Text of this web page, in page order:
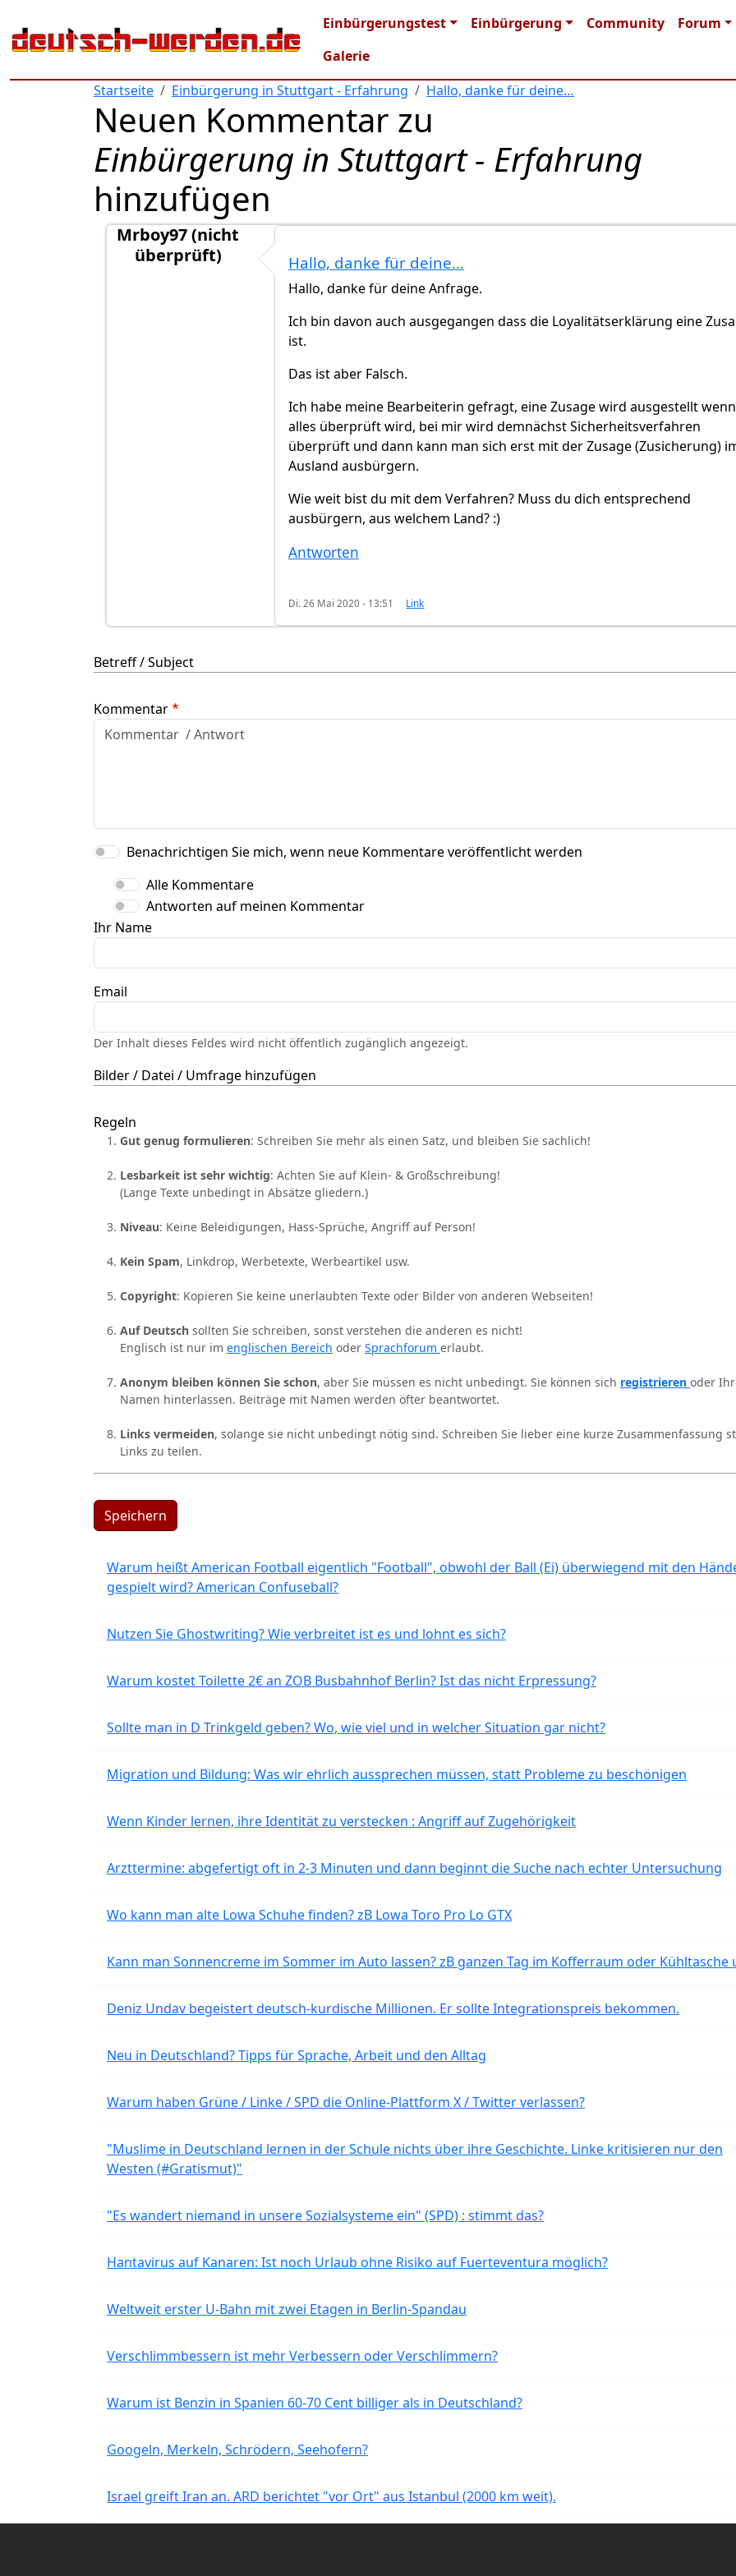
Main navigation
Einbürgerungstest Einbürgerung Community
Forum
Galerie
Startseite
Einbürgerung in Stuttgart - Erfahrung Hallo, danke für deine…
Neuen Kommentar zu
Einbürgerung in Stuttgart - Erfahrung
hinzufügen
Mrboy97 (nicht
überprüft)
Hast du explizit eine…vonGG (nicht überprüft)
Hallo, danke für deine…
Hallo, danke für deine Anfrage.
Ich bin davon auch ausgegangen dass die Loyalitätserklärung eine
ist.
Das ist aber Falsch.
Ich habe meine Bearbeiterin gefragt, eine Zusage wird ausgestellt wenn
alles überprüft wird, bei mir wird demnächst Sicherheitsverfahren
überprüft und dann kann man sich erst mit der Zusage (Zusicherung)
Ausland ausbürgern.
Wie weit bist du mit dem Verfahren? Muss du dich entsprechend
ausbürgern, aus welchem Land? :)
Antworten
Di. 26 Mai 2020 - 13:51 Link
Betreff / Subject
Kommentar
Benachrichtigen Sie mich, wenn neue Kommentare veröffentlicht werden
Alle Kommentare
Antworten auf meinen Kommentar
Ihr Name
Email
Der Inhalt dieses Feldes wird nicht öffentlich zugänglich angezeigt.
Bilder / Datei / Umfrage hinzufügen
Regeln
Gut genug formulieren: Schreiben Sie mehr als einen Satz, und bleiben Sie sachlich!
Lesbarkeit ist sehr wichtig: Achten Sie auf Klein- & Großschreibung!
(Lange Texte unbedingt in Absätze gliedern.)
Niveau: Keine Beleidigungen, Hass-Sprüche, Angriff auf Person!
Kein Spam, Linkdrop, Werbetexte, Werbeartikel usw.
Copyright: Kopieren Sie keine unerlaubten Texte oder Bilder von anderen Webseiten!
Auf Deutsch sollten Sie schreiben, sonst verstehen die anderen es nicht!
Englisch ist nur im englischen Bereich oder Sprachforum erlaubt.
Anonym bleiben können Sie schon, aber Sie müssen es nicht unbedingt. Sie können sich registrieren oder
Namen hinterlassen. Beiträge mit Namen werden öfter beantwortet.
Links vermeiden, solange sie nicht unbedingt nötig sind. Schreiben Sie lieber eine kurze Zusammenfassung
Links zu teilen.
Speichern
Warum heißt American Football eigentlich "Football", obwohl der Ball (Ei) überwiegend mit den
gespielt wird? American Confuseball?
Nutzen Sie Ghostwriting? Wie verbreitet ist es und lohnt es sich?
Warum kostet Toilette 2€ an ZOB Busbahnhof Berlin? Ist das nicht Erpressung?
Sollte man in D Trinkgeld geben? Wo, wie viel und in welcher Situation gar nicht?
Migration und Bildung: Was wir ehrlich aussprechen müssen, statt Probleme zu beschönigen
Wenn Kinder lernen, ihre Identität zu verstecken : Angriff auf Zugehörigkeit
Arzttermine: abgefertigt oft in 2-3 Minuten und dann beginnt die Suche nach echter Untersuchung
Wo kann man alte Lowa Schuhe finden? zB Lowa Toro Pro Lo GTX
Kann man Sonnencreme im Sommer im Auto lassen? zB ganzen Tag im Kofferraum oder Kühltasche
Deniz Undav begeistert deutsch-kurdische Millionen. Er sollte Integrationspreis bekommen.
Neu in Deutschland? Tipps für Sprache, Arbeit und den Alltag
Warum haben Grüne / Linke / SPD die Online-Plattform X / Twitter verlassen?
"Muslime in Deutschland lernen in der Schule nichts über ihre Geschichte. Linke kritisieren nur den
Westen (#Gratismut)"
"Es wandert niemand in unsere Sozialsysteme ein" (SPD) : stimmt das?
Hantavirus auf Kanaren: Ist noch Urlaub ohne Risiko auf Fuerteventura möglich?
Weltweit erster U-Bahn mit zwei Etagen in Berlin-Spandau
Verschlimmbessern ist mehr Verbessern oder Verschlimmern?
Warum ist Benzin in Spanien 60-70 Cent billiger als in Deutschland?
Googeln, Merkeln, Schrödern, Seehofern?
Israel greift Iran an. ARD berichtet "vor Ort" aus Istanbul (2000 km weit).